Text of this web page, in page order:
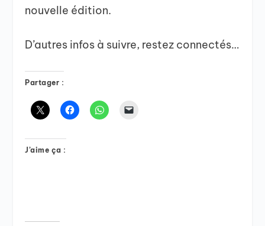
nouvelle édition.
D’autres infos à suivre, restez connectés…
Partager :
J’aime ça :